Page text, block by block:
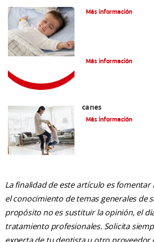
Más información
Más información
caries
Más información
La finalidad de este artículo es fomentar
el conocimiento de temas generales de
propósito no es sustituir la opinión, el
tratamiento profesionales. Solicita